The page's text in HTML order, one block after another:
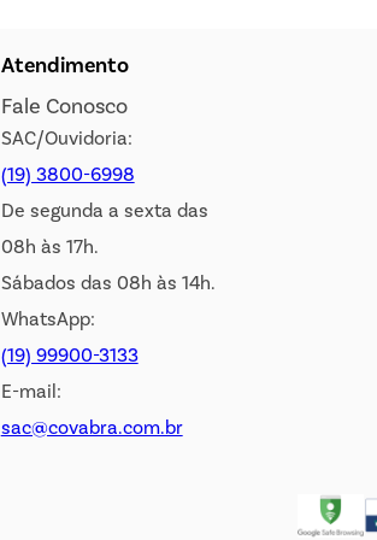
Atendimento
Fale Conosco
SAC/Ouvidoria:
(19) 3800-6998
De segunda a sexta das
08h às 17h.
Sábados das 08h às 14h.
WhatsApp:
(19) 99900-3133
E-mail:
sac@covabra.com.br